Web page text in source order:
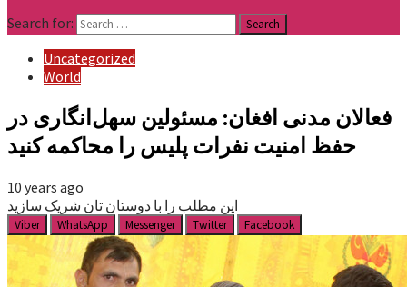
Search for:
Uncategorized
World
فعالان مدنی افغان: مسئولین سهل‌انگاری در
حفظ امنیت نفرات پلیس را محاکمه کنید
10 years ago
این مطلب را با دوستان تان شریک سازید
Viber WhatsApp Messenger Twitter Facebook